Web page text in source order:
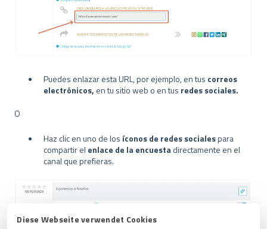
Diese Webseite verwendet Cookies
Puedes enlazar esta URL, por ejemplo, en tus correos
electrónicos, en tu sitio web o en tus redes sociales.
O
Haz clic en uno de losíconos de redes socialespara
compartir el enlace de la encuestadirectamente en el
canal que prefieras.